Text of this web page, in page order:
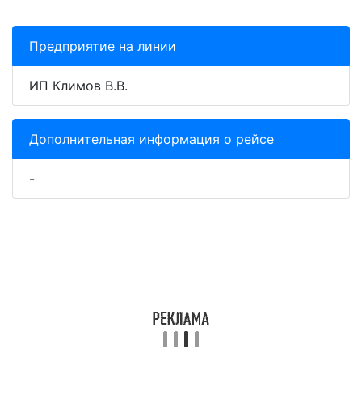
Предприятие на линии
ИП Климов В.В.
Дополнительная информация о рейсе
-